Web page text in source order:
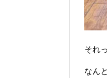
それ
なん